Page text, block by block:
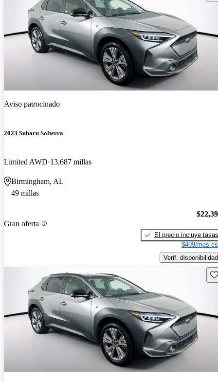
Aviso patrocinado
2023 Subaru Solterra
Limited AWD 13,687 millas
Birmingham, AL
49 millas
Gran oferta
El precio incluye tasas
$409/mes
Verif. disponibilidad